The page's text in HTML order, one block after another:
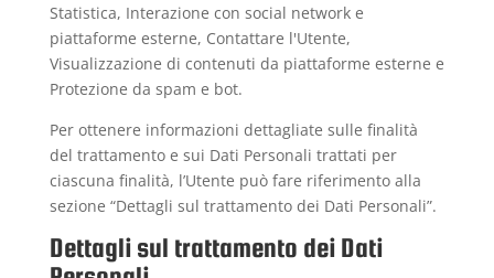
Statistica, Interazione con social network e
piattaforme esterne, Contattare l'Utente,
Visualizzazione di contenuti da piattaforme esterne e
Protezione da spam e bot.
Per ottenere informazioni dettagliate sulle finalità
del trattamento e sui Dati Personali trattati per
ciascuna finalità, l’Utente può fare riferimento alla
sezione “Dettagli sul trattamento dei Dati Personali”.
Dettagli sul trattamento dei Dati